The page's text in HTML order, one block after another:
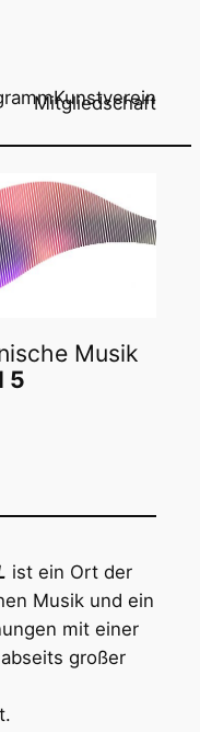
Kunstverein
Mitgliedschaft
Musik
5
ist ein Ort der
Musik und ein
mit einer
großer